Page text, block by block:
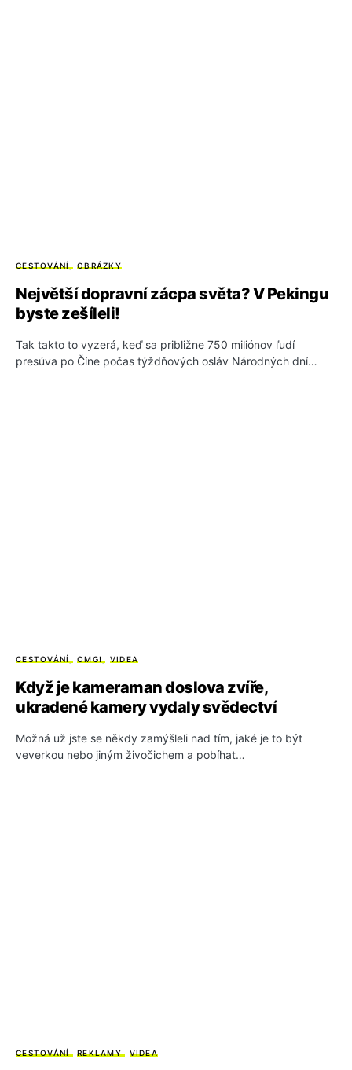
CESTOVÁNÍ OBRÁZKY
Největší dopravní zácpa světa? V Pekingu
byste zešíleli!
Tak takto to vyzerá, keď sa približne 750 miliónov ľudí
presúva po Číne počas týždňových osláv Národných dní…
CESTOVÁNÍ OMG! VIDEA
Když je kameraman doslova zvíře,
ukradené kamery vydaly svědectví
Možná už jste se někdy zamýšleli nad tím, jaké je to být
veverkou nebo jiným živočichem a pobíhat…
CESTOVÁNÍ REKLAMY VIDEA